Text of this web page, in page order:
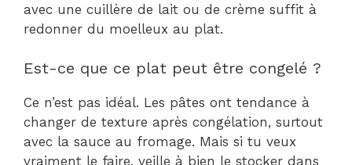
avec une cuillère de lait ou de crème suffit à
redonner du moelleux au plat.
Est-ce que ce plat peut être congelé ?
Ce n’est pas idéal. Les pâtes ont tendance à
changer de texture après congélation, surtout
avec la sauce au fromage. Mais si tu veux
vraiment le faire, veille à bien le stocker dans